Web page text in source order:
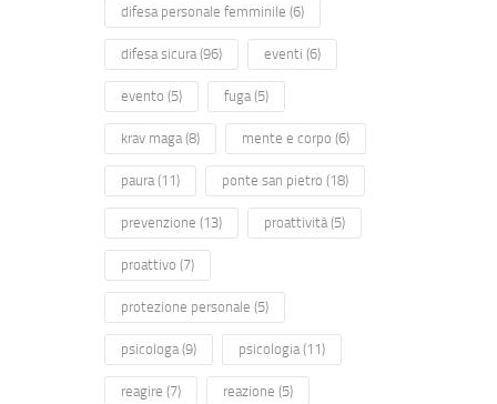
difesa personale femminile (6)
difesa sicura(96) eventi (6)
evento (5) fuga(5)
krav maga(8) mente e corpo (6)
paura(11) ponte san pietro (18)
prevenzione (13) proattività(5)
proattivo (7)
protezione personale (5)
psicologa(9) psicologia(11)
reagire (7) reazione (5)